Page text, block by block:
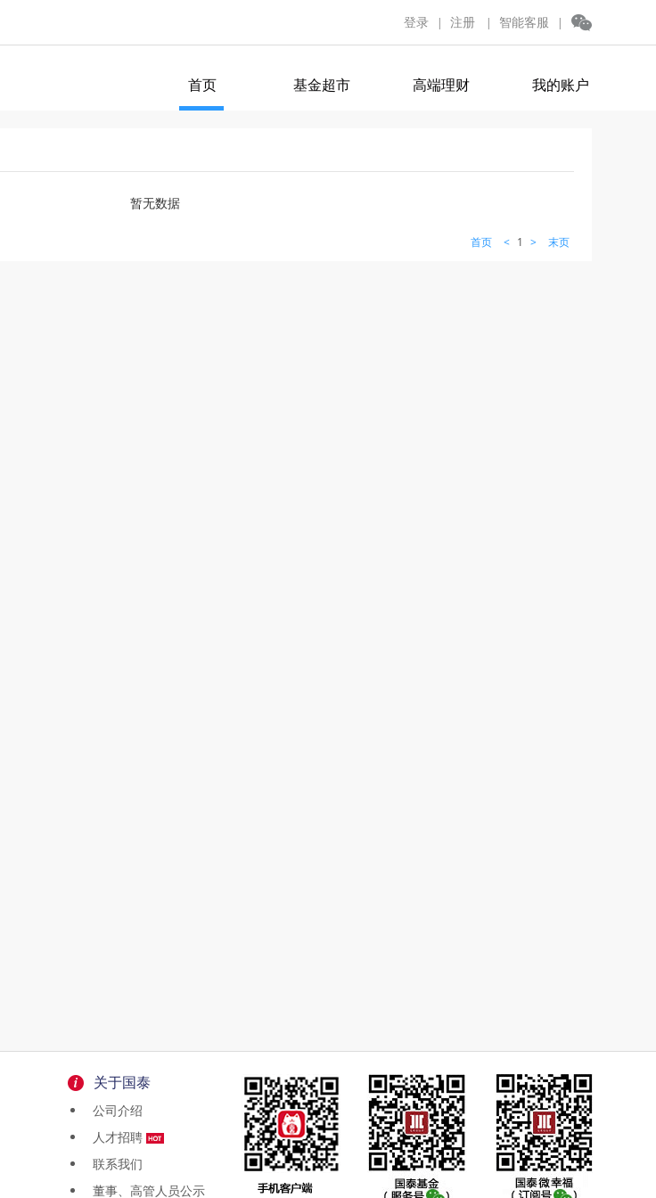
登录 | 注册 | 智能客服 |
首页 基金超市 高端理财 我的账户
暂无数据
首页 < 1 > 末页
关于国泰
公司介绍
人才招聘
联系我们
董事、高管人员公示